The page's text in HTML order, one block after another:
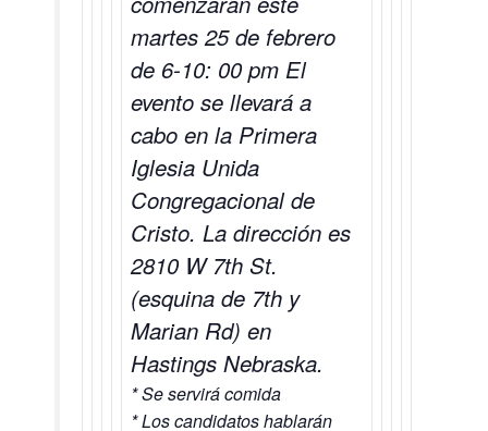
martes 25 de febrero
de 6-10: 00 pm El
evento se llevará a
cabo en la Primera
Iglesia Unida
Congregacional de
Cristo. La dirección es
2810 W 7th St.
(esquina de 7th y
Marian Rd) en
Hastings Nebraska.
* Se servirá comida
* Los candidatos hablarán